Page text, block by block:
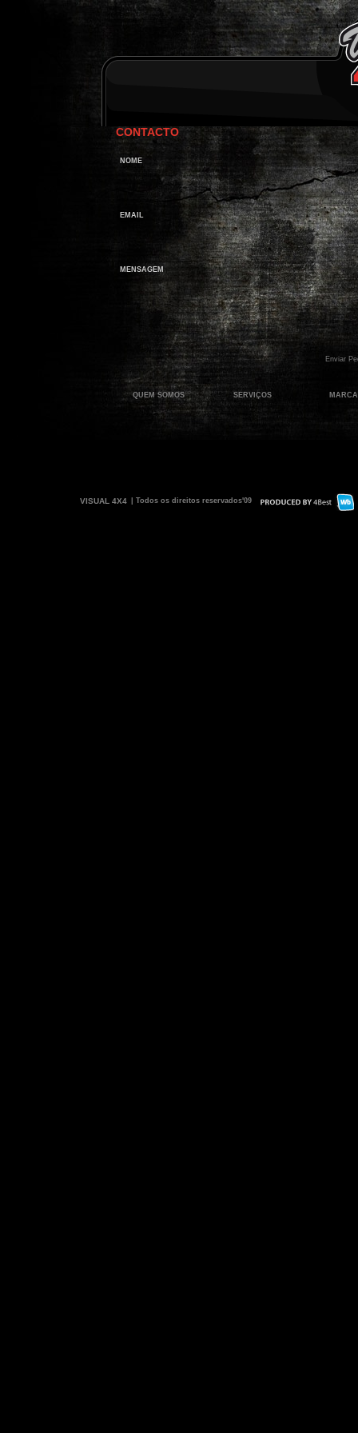
CONTACTO
NOME
EMAIL
MENSAGEM
QUEM SOMOS SERVIÇOS
VISUAL 4X4 | Todos os direitos reservados'09